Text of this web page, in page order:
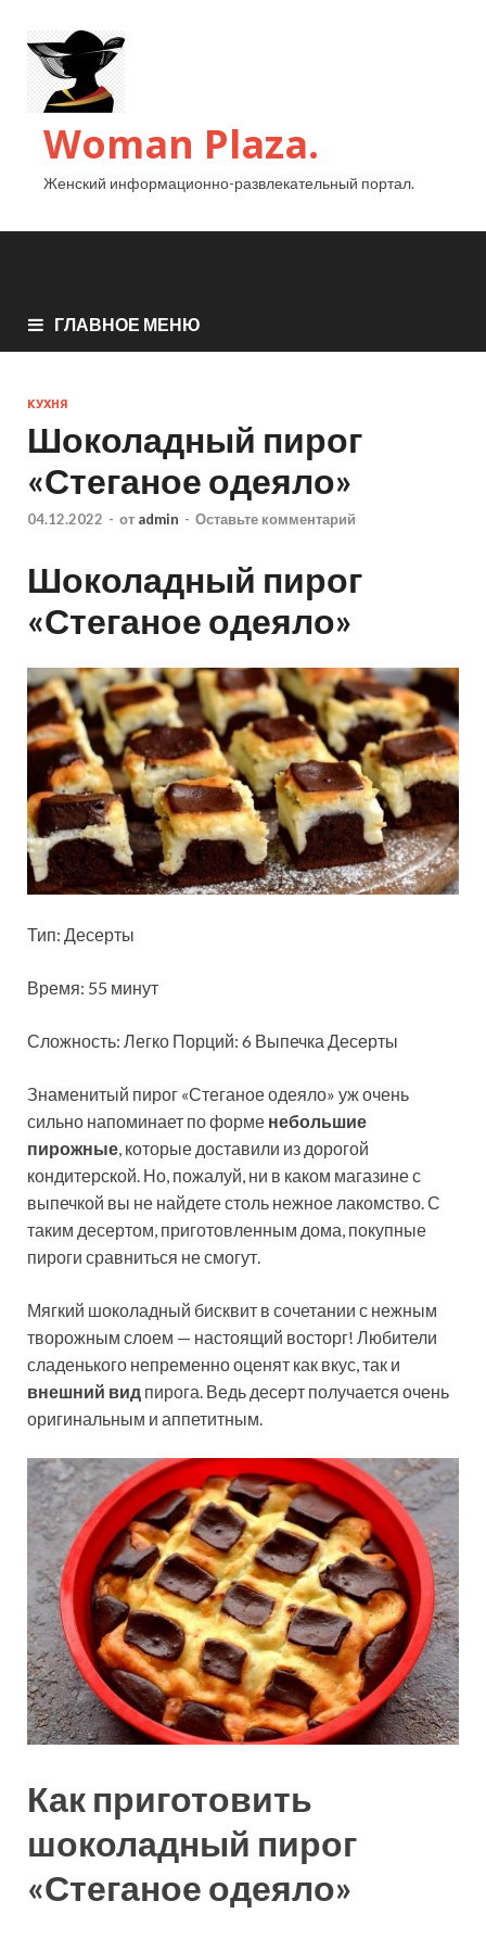
Woman Plaza.
Женский информационно-развлекательный портал.
ГЛАВНОЕ МЕНЮ
КУХНЯ
Шоколадный пирог
«Стеганое одеяло»
04.12.2022 - от admin - Оставьте комментарий
Шоколадный пирог
«Стеганое одеяло»
Тип: Десерты
Время: 55 минут
Сложность: Легко Порций: 6 Выпечка Десерты
Знаменитый пирог «Стеганое одеяло» уж очень
сильно напоминает по форме небольшие
пирожные , которые доставили из дорогой
кондитерской. Но, пожалуй, ни в каком магазине с
выпечкой вы не найдете столь нежное лакомство. С
таким десертом, приготовленным дома, покупные
пироги сравниться не смогут.
Мягкий шоколадный бисквит в сочетании с нежным
творожным слоем — настоящий восторг! Любители
сладенького непременно оценят как вкус, так и
внешний вид пирога. Ведь десерт получается очень
оригинальным и аппетитным.
Как приготовить
шоколадный пирог
«Стеганое одеяло»